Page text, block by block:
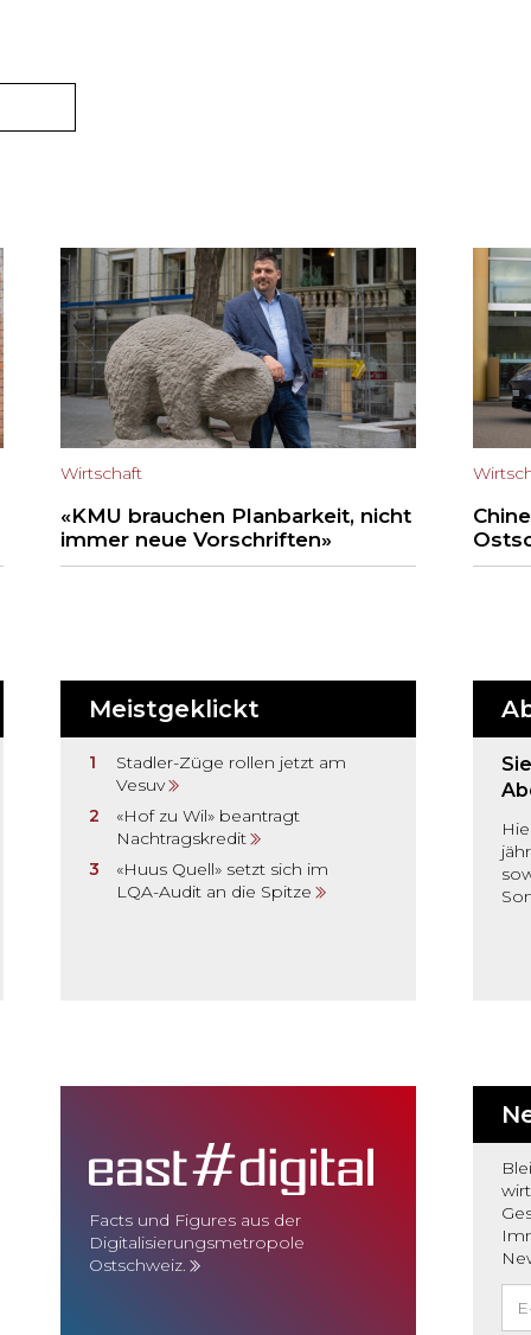
Wirtschaft
«KMU brauchen Planbarkeit, nicht
immer neue Vorschriften»
Meistgeklickt
Stadler-Züge rollen jetzt am
Vesuv
«Hof zu Wil» beantragt
Nachtragskredit
«Huus Quell» setzt sich im
LQA-Audit an die Spitze
Facts und Figures aus der
Digitalisierungsmetropole
Ostschweiz.